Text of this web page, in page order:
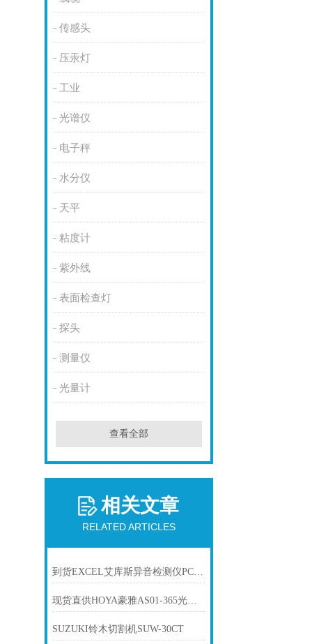
传感头
压汞灯
工业
光谱仪
电子秤
水分仪
天平
粘度计
紫外线
表面检查灯
探头
测量仪
光量计
查看全部
相关文章
RELATED ARTICLES
到货EXCEL艾库斯异音检测仪PCM-SH听音机马达接收器
现货直供HOYA豪雅AS01-365光源照射头 UV-LED点光源
SUZUKI铃木切割机SUW-30CT